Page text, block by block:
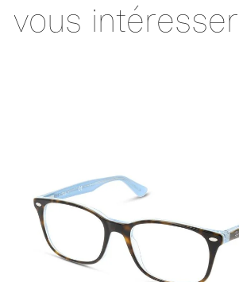
vous intéresser